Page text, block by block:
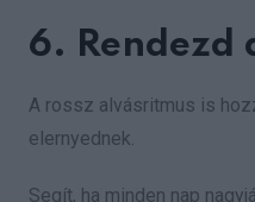
6. Rendezd
A rossz alvásritmus is
elernyednek.
Segít, ha minden nap